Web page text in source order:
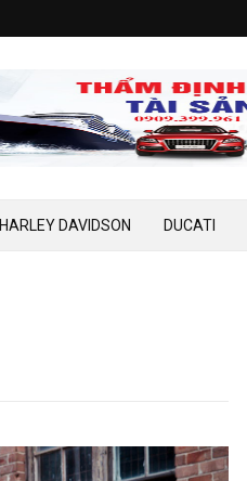
HARLEY DAVIDSON DUCATI